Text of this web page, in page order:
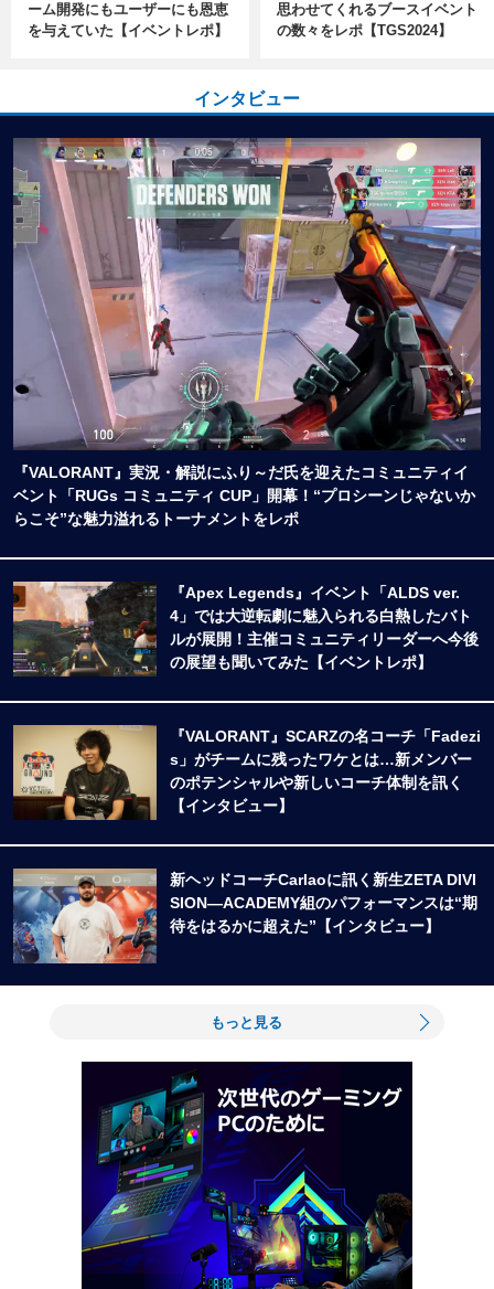
ーム開発にもユーザーにも恩恵
を与えていた【イベントレポ】
思わせてくれるブースイベント
の数々をレポ【TGS2024】
インタビュー
『VALORANT』実況・解説にふり～だ氏を迎えたコミュニティイ
ベント「RUGs コミュニティ CUP」開幕！“プロシーンじゃないか
らこそ”な魅力溢れるトーナメントをレポ
『Apex Legends』イベント「ALDS ver.
4」では大逆転劇に魅入られる白熱したバト
ルが展開！主催コミュニティリーダーへ今後
の展望も聞いてみた【イベントレポ】
『VALORANT』SCARZの名コーチ「Fadezi
s」がチームに残ったワケとは…新メンバー
のポテンシャルや新しいコーチ体制を訊く
【インタビュー】
新ヘッドコーチCarlaoに訊く新生ZETA DIVI
SION―ACADEMY組のパフォーマンスは“期
待をはるかに超えた”【インタビュー】
もっと見る